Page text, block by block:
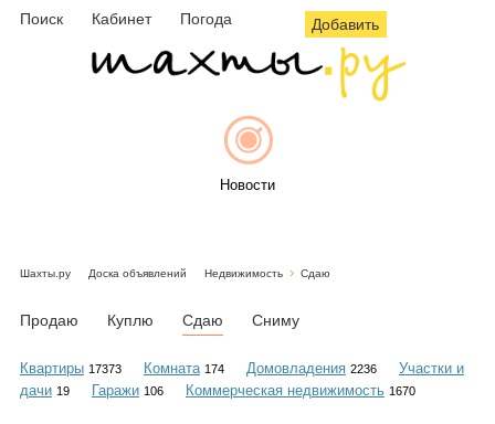
Поиск Кабинет Погода Добавить
Новости
Объявления
Шахты.ру Доска объявлений Недвижимость Сдаю
Продаю Куплю Сдаю Сниму
Квартиры 17373 Комната 174 Домовладения 2236
Участки и
дачи 19 Гаражи 106 Коммерческая недвижимость 1670